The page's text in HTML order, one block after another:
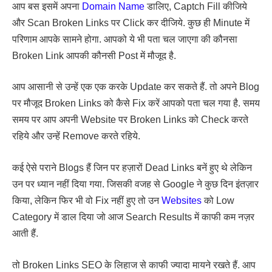
आप बस इसमें अपना Domain Nameडालिए, Captch Fill कीजिये
और Scan Broken Links पर Click कर दीजिये. कुछ ही Minute में
परिणाम आपके सामने होगा. आपको ये भी पता चल जाएगा की कौनसा
Broken Link आपकी कौनसी Post में मौजूद है.
आप आसानी से उन्हें एक एक करके Update कर सकते हैं. तो अपने Blog
पर मौजूद Broken Links को कैसे Fix करें आपको पता चल गया है. समय
समय पर आप अपनी Website पर Broken Links को Check करते
रहिये और उन्हें Remove करते रहिये.
कई ऐसे पराने Blogs हैं जिन पर हज़ारों Dead Links बनें हुए थे लेकिन
उन पर ध्यान नहीं दिया गया. जिसकी वजह से Google ने कुछ दिन इंतज़ार
किया, लेकिन फिर भी वो Fix नहीं हुए तो उनWebsitesको Low
Category में डाल दिया जो आज Search Results में काफी कम नज़र
आती हैं.
तो Broken Links SEO के लिहाज से काफी ज्यादा मायने रखते हैं. आप